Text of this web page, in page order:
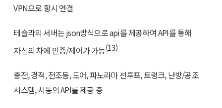
VPN으로 항시 연결
테슬라의 서버는 json방식으로 api를 제공하여 API를 통해
자신의 차에 인증/제어가 가능(13)
충전, 경적, 전조등, 도어, 파노라마 선루프, 트렁크, 난방/공조
시스템, 시동의 API를 제공 중